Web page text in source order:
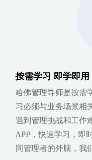
按需学习 即学即用
哈佛管理导师是按需
习必须与业务场景相
遇到管理挑战和工作
APP，快速学习，即
同管理者的外脑，我